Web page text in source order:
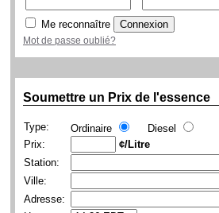
Me reconnaître
Mot de passe oublié?
Soumettre un Prix de l'essence
Type: Ordinaire
Diesel
Prix:
¢/Litre
Station:
Ville:
Adresse: